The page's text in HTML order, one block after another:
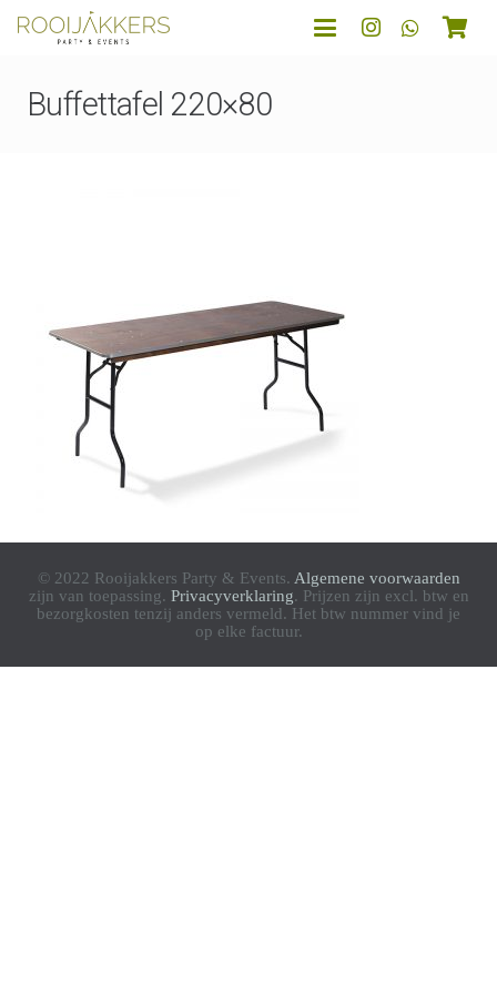
Buffettafel 220×80
© 2022 Rooijakkers Party & Events. Algemene voorwaarden
zijn van toepassing. Privacyverklaring. Prijzen zijn excl. btw en
bezorgkosten tenzij anders vermeld. Het btw nummer vind je
op elke factuur.